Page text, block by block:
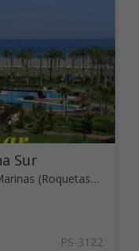
Sur
El Sabinar - Urbanizaciones - Las Marinas (Roquetas de Mar)
PS-3122